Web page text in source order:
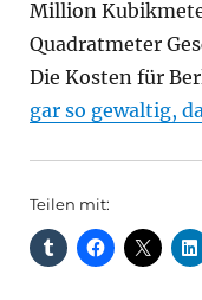
Million
Quadratmeter
Die Kosten für
gar so gewaltig,
Teilen mit: